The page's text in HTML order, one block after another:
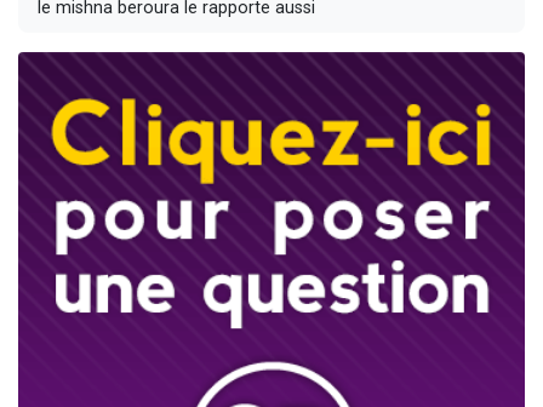
le mishna beroura le rapporte aussi